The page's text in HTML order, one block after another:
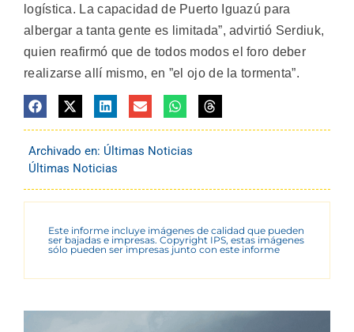
logística. La capacidad de Puerto Iguazú para
albergar a tanta gente es limitada”, advirtió Serdiuk,
quien reafirmó que de todos modos el foro deber
realizarse allí mismo, en ”el ojo de la tormenta”.
Archivado en: Últimas Noticias
Últimas Noticias
Este informe incluye imágenes de calidad que pueden
ser bajadas e impresas. Copyright IPS, estas imágenes
sólo pueden ser impresas junto con este informe